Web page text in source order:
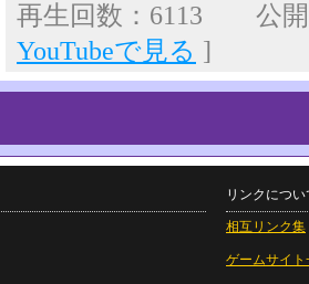
再生回数：6113 公
YouTubeで見る ]
リンクについ
相互リンク集
ゲームサイト